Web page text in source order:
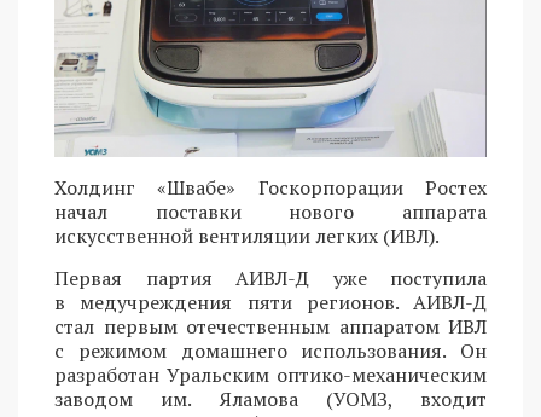
Холдинг «Швабе» Госкорпорации Ростех
начал поставки нового аппарата
искусственной вентиляции легких (ИВЛ).
Первая партия АИВЛ-Д уже поступила
в медучреждения пяти регионов. АИВЛ-Д
стал первым отечественным аппаратом ИВЛ
с режимом домашнего использования. Он
разработан Уральским оптико-механическим
заводом им. Яламова (УОМЗ, входит